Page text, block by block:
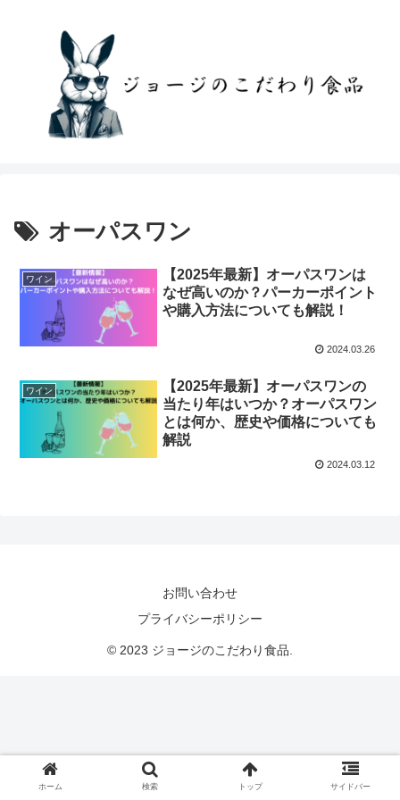
オーパスワン
ワイン
【2025年最新】オーパスワンは
なぜ高いのか？パーカーポイント
や購入方法についても解説！
2024.03.26
ワイン
【2025年最新】オーパスワンの
当たり年はいつか？オーパスワン
とは何か、歴史や価格についても
解説
2024.03.12
お問い合わせ
プライバシーポリシー
© 2023 ジョージのこだわり食品.
ホーム 検索 トップ サイドバー